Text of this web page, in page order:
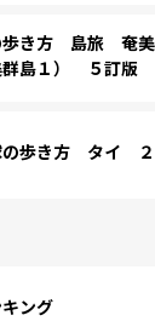
歩き方 島旅 奄
群島１） ５訂版
歩き方 タイ ２
ング